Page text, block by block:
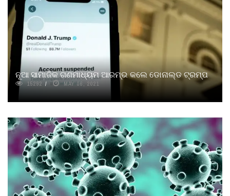
ନୂଆ ସାମାଜିକ ଗଣମାଧ୍ୟମ ଆରମ୍ଭ କଲେ ଡୋନାଲ୍ଡ ଟ୍ରମ୍ପ
15292 MAY 06, 2021